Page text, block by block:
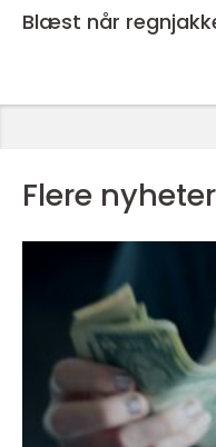
Blæst når
Flere nyheter